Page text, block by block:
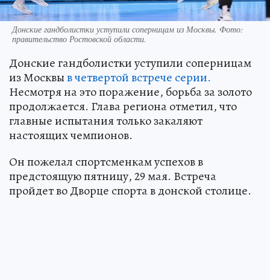
Донские гандболистки уступили соперницам из Москвы. Фото:
правительство Ростовской области.
Донские гандболистки уступили соперницам
из Москвыв четвертой встрече серии.
Несмотря на это поражение, борьба за золото
продолжается. Глава региона отметил, что
главные испытания только закаляют
настоящих чемпионов.
Он пожелал спортсменкам успехов в
предстоящую пятницу, 29 мая. Встреча
пройдет во Дворце спорта в донской столице.